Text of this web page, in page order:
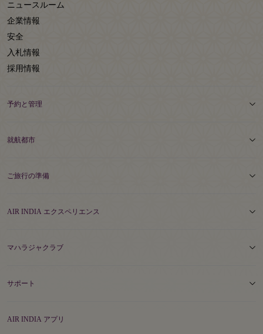
ニュースルーム
企業情報
安全
入札情報
採用情報
予約と管理
就航都市
ご旅行の準備
AIR INDIA エクスペリエンス
マハラジャクラブ
サポート
AIR INDIA アプリ